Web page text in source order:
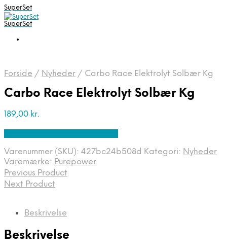
SuperSet
SuperSet
Forside / Nyheder / Carbo Race Elektrolyt Solbær Kg
Carbo Race Elektrolyt Solbær Kg
189,00 kr.
Varenummer (SKU): 427bc24b508d Kategori: Nyheder
Varemærke: Purepower
Previous Product
Next Product
Beskrivelse
Beskrivelse